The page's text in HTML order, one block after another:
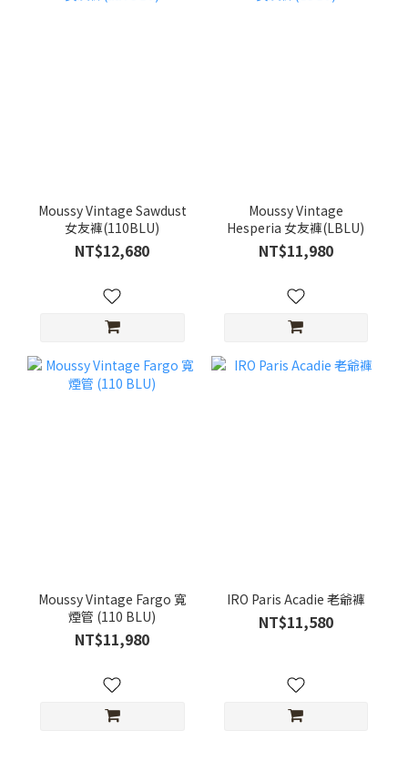
Moussy Vintage Sawdust
女友褲(110BLU)
NT$12,680
Moussy Vintage
Hesperia 女友褲(LBLU)
NT$11,980
Moussy Vintage Fargo 寬
煙管 (110 BLU)
NT$11,980
IRO Paris Acadie 老爺褲
NT$11,580